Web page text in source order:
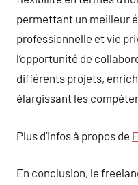
permettant un meilleur
professionnelle et vie
l’opportunité de
différents projets,
élargissant les
Plus d’infos à propos de
En conclusion, le